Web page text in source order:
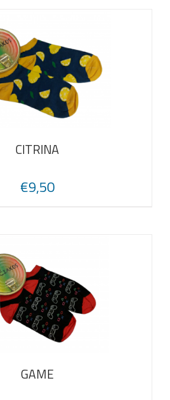
CITRINA
€9,50
GAME